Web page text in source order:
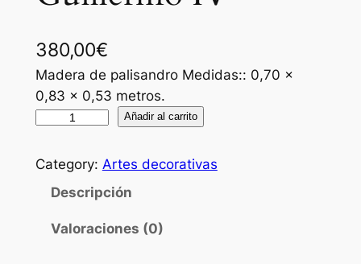
380,00€
Madera de palisandro Medidas:: 0,70 x
0,83 x 0,53 metros.
C
n
Añadir al carrito
Category: Artes decorativas
Descripción
Valoraciones (0)